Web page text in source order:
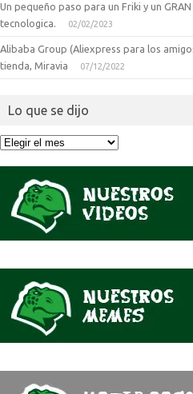
Un pequeño paso para un Friki y un GRAN
tecnologica.
02/02/2023
Alibaba Group (Aliexpress para los
tienda, Miravia
07/12/2022
Lo que se dijo
Lo